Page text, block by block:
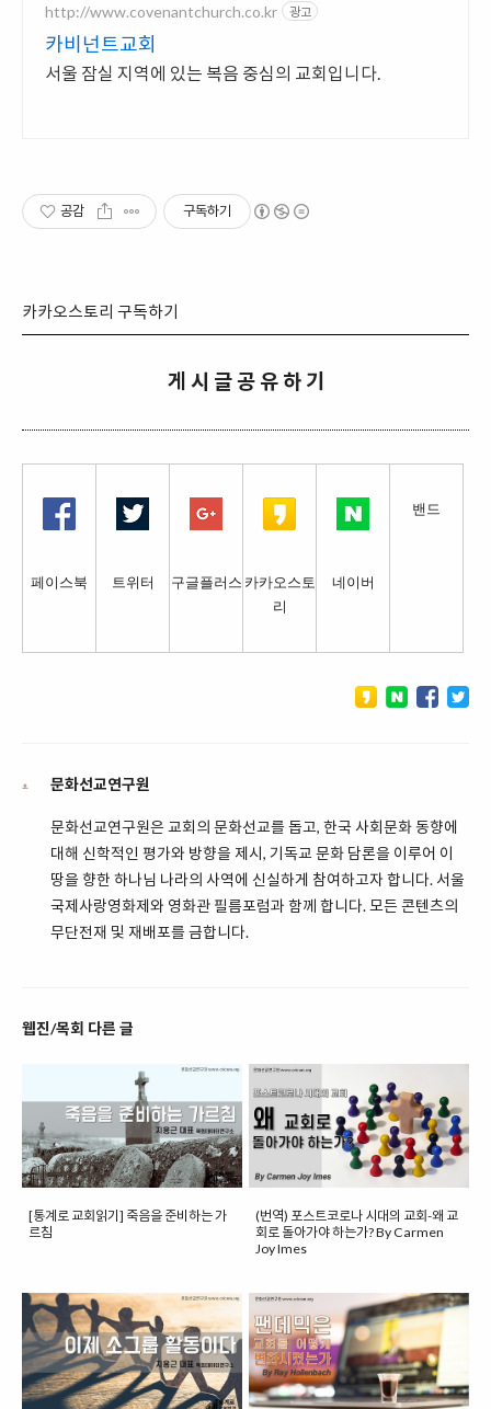
http://www.covenantchurch.co.kr 광고
카비넌트교회
서울 잠실 지역에 있는 복음 중심의 교회입니다.
공감 구독하기
카카오스토리 구독하기
게 시 글 공 유 하 기
페이스북 트위터 구글플러스 카카오스토
리
네이버
밴드
문화선교연구원
문화선교연구원은 교회의 문화선교를 돕고, 한국 사회문화 동향에
대해 신학적인 평가와 방향을 제시, 기독교 문화 담론을 이루어 이
땅을 향한 하나님 나라의 사역에 신실하게 참여하고자 합니다. 서울
국제사랑영화제와 영화관 필름포럼과 함께 합니다. 모든 콘텐츠의
무단전재 및 재배포를 금합니다.
웹진/목회 다른 글
[통계로 교회읽기] 죽음을 준비하는 가
르침
(번역) 포스트코로나 시대의 교회-왜 교
회로 돌아가야 하는가? By Carmen
Joy Imes